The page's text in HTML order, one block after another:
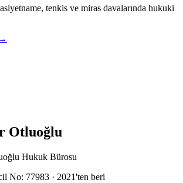
tenkis ve miras davalarında hukuki
→
Otluoğlu
Hukuk Bürosu
No: 77983 · 2021'ten beri